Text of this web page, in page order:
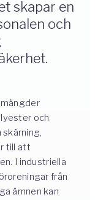
skapar en
och
och
till att
I industriella
från
ämnen kan